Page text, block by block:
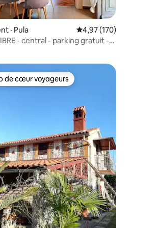
sur 5, 80 commentaires
· Pula Note moyenne de
4,97 (170)
- central - parking gratuit -
sur 5, 143 commentaires
cœur voyageurs parmi les plus aimés
de cœur voyageurs